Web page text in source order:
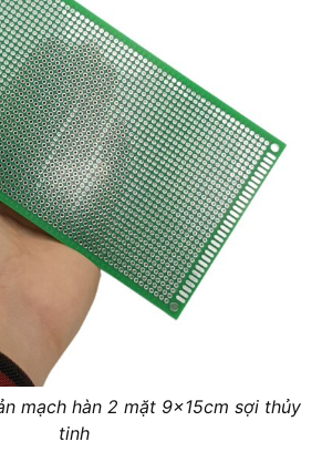
mạch hàn 2 mặt 9x15cm sợi thủy
tinh